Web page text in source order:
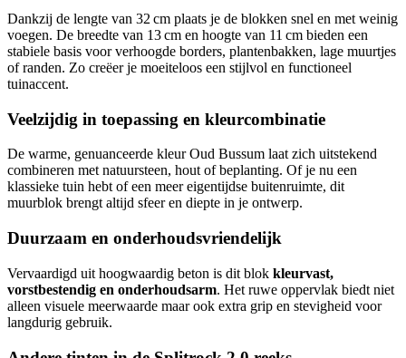
Dankzij de lengte van 32 cm plaats je de blokken snel en met weinig
voegen. De breedte van 13 cm en hoogte van 11 cm bieden een
stabiele basis voor verhoogde borders, plantenbakken, lage muurtjes
of randen. Zo creëer je moeiteloos een stijlvol en functioneel
tuinaccent.
Veelzijdig in toepassing en kleurcombinatie
De warme, genuanceerde kleur Oud Bussum laat zich uitstekend
combineren met natuursteen, hout of beplanting. Of je nu een
klassieke tuin hebt of een meer eigentijdse buitenruimte, dit
muurblok brengt altijd sfeer en diepte in je ontwerp.
Duurzaam en onderhoudsvriendelijk
Vervaardigd uit hoogwaardig beton is dit blok kleurvast,
vorstbestendig en onderhoudsarm. Het ruwe oppervlak biedt niet
alleen visuele meerwaarde maar ook extra grip en stevigheid voor
langdurig gebruik.